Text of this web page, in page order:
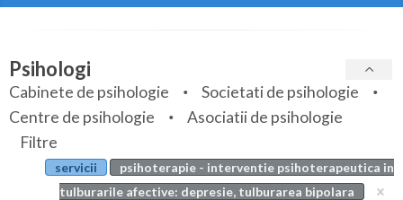
Arges
Bihor
Bistrita-Nasaud
Botosani
Specialitati
Servicii
Articole
Evenimente
Psihologi
Cabinete de psihologie
Societati de psihologie
Centre de psihologie
Asociatii de psihologie
Filtre
servicii
psihoterapie - interventie psihoterapeutica in
tulburarile afective: depresie, tulburarea bipolara